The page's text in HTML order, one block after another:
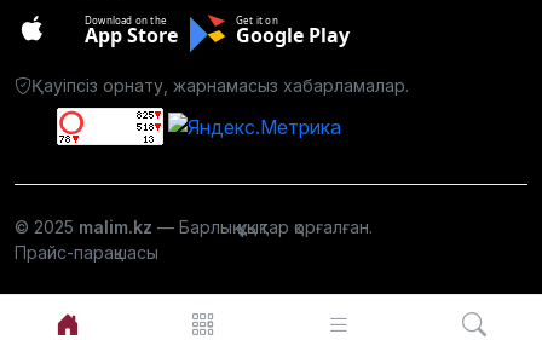
Download on the
App Store
Get it on
Google Play
Қауіпсіз орнату, жарнамасыз хабарламалар.
© 2025 malim.kz — Барлық құқықтар қорғалған.
Прайс-парақшасы